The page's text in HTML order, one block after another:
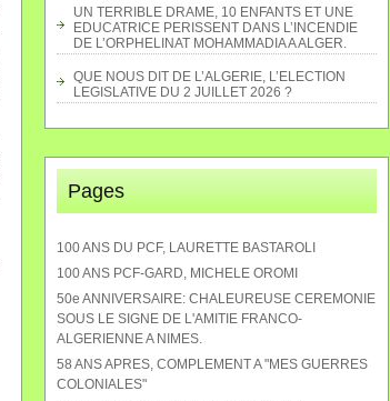
UN TERRIBLE DRAME, 10 ENFANTS ET UNE
EDUCATRICE PERISSENT DANS L’INCENDIE
DE L’ORPHELINAT MOHAMMADIA A ALGER.
QUE NOUS DIT DE L’ALGERIE, L’ELECTION
LEGISLATIVE DU 2 JUILLET 2026 ?
Pages
100 ANS DU PCF, LAURETTE BASTAROLI
100 ANS PCF-GARD, MICHELE OROMI
50e ANNIVERSAIRE: CHALEUREUSE CEREMONIE
SOUS LE SIGNE DE L'AMITIE FRANCO-
ALGERIENNE A NIMES.
58 ANS APRES, COMPLEMENT A "MES GUERRES
COLONIALES"